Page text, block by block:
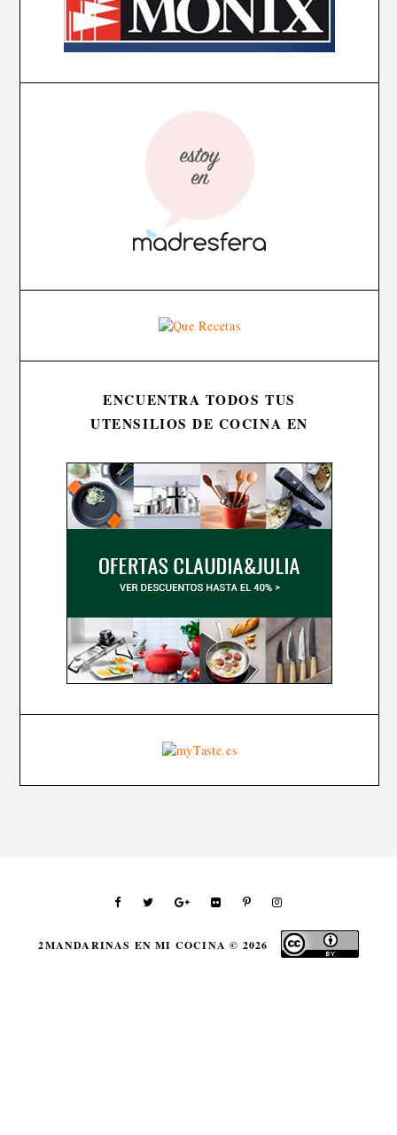
ENCUENTRA TODOS TUS
UTENSILIOS DE COCINA EN
2MANDARINAS EN MI COCINA © 2026